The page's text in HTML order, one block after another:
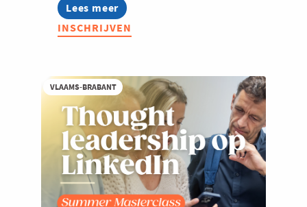
Lees meer
about
SummerSchool:
Netwerken
en
resultaat
INSCHRIJVEN
VLAAMS-BRABANT